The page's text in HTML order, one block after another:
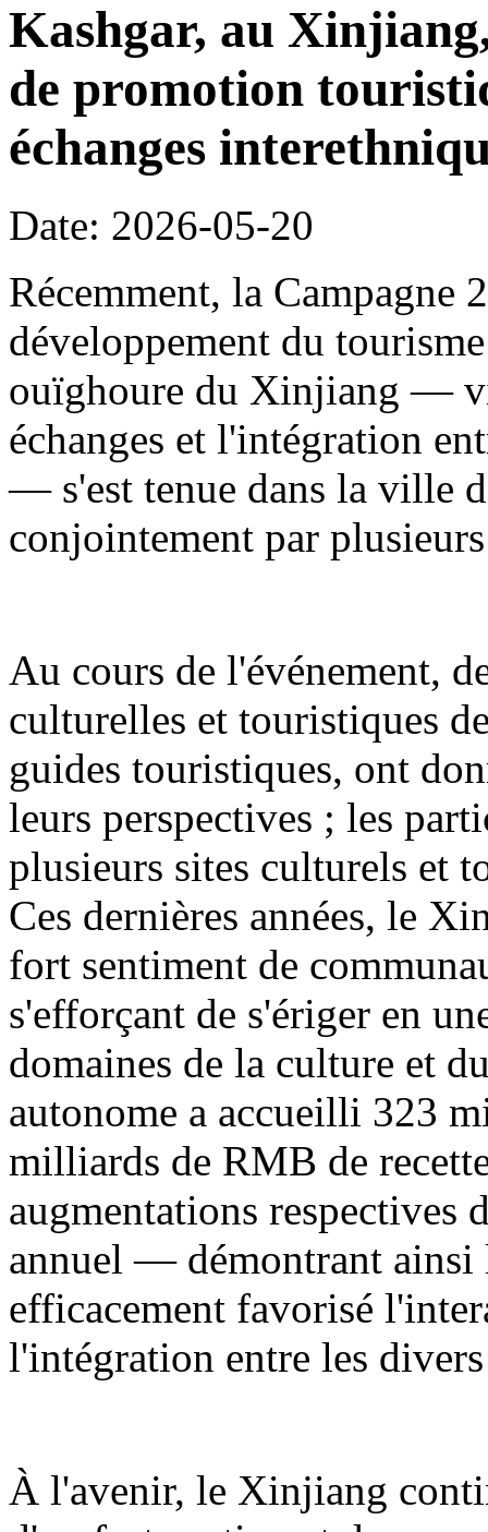
Kashgar, au
de promotion
échanges
Date: 2026-05-20
Récemment, la Campagne
développement du
ouïghoure du Xinjiang —
échanges et l'intégration
— s'est tenue dans la ville
conjointement par
Au cours de l'événement,
culturelles et touristiques
guides touristiques, ont
leurs perspectives ; les
plusieurs sites culturels et
Ces dernières années, le
fort sentiment de
s'efforçant de s'ériger en
domaines de la culture et
autonome a accueilli 323
milliards de RMB de
augmentations respectives
annuel — démontrant ainsi
efficacement favorisé
l'intégration entre les
À l'avenir, le Xinjiang